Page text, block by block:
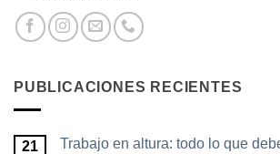
PUBLICACIONES RECIENTES
21 Trabajo en altura: todo lo que